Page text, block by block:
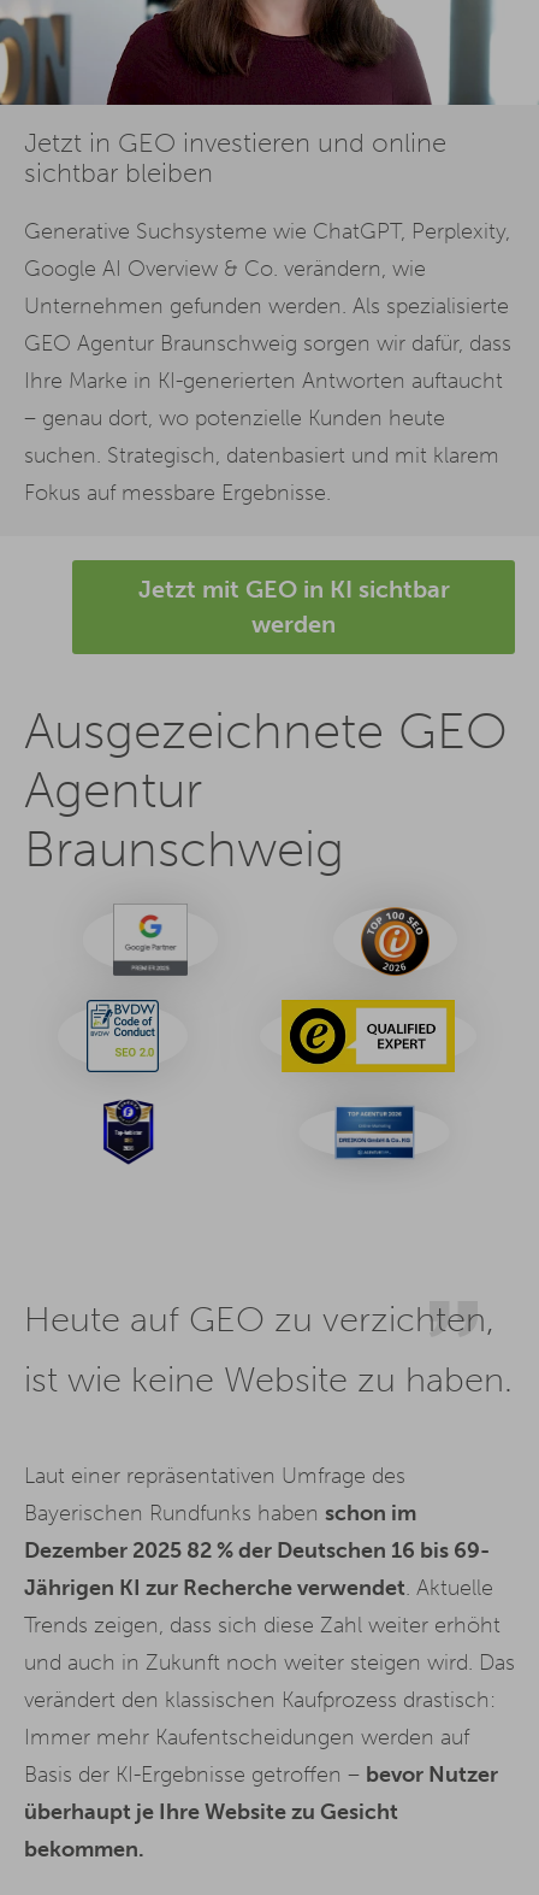
Jetzt in GEO investieren und online
sichtbar bleiben
Generative Suchsysteme wie ChatGPT, Perplexity,
Google AI Overview & Co. verändern, wie
Unternehmen gefunden werden. Als spezialisierte
GEO Agentur Braunschweig sorgen wir dafür, dass
Ihre Marke in KI-generierten Antworten auftaucht
– genau dort, wo potenzielle Kunden heute
suchen. Strategisch, datenbasiert und mit klarem
Fokus auf messbare Ergebnisse.
Jetzt mit GEO in KI sichtbar
werden
Ausgezeichnete GEO
Agentur
Braunschweig
Heute auf GEO zu verzichten,
ist wie keine Website zu haben.
Laut einer repräsentativen Umfrage des
Bayerischen Rundfunks haben schon im
Dezember 2025 82 % der Deutschen 16 bis 69-
Jährigen KI zur Recherche verwendet. Aktuelle
Trends zeigen, dass sich diese Zahl weiter erhöht
und auch in Zukunft noch weiter steigen wird. Das
verändert den klassischen Kaufprozess drastisch:
Immer mehr Kaufentscheidungen werden auf
Basis der KI-Ergebnisse getroffen – bevor Nutzer
überhaupt je Ihre Website zu Gesicht
bekommen.